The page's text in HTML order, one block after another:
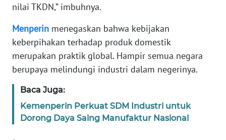
nilai TKDN,” imbuhnya.
Menperin menegaskan bahwa kebijakan
keberpihakan terhadap produk domestik
merupakan praktik global. Hampir semua negara
berupaya melindungi industri dalam negerinya.
Baca Juga:
Kemenperin Perkuat SDM Industri untuk
Dorong Daya Saing Manufaktur Nasional
NTT
WN
KEPRI
WN
WN
PAPUA